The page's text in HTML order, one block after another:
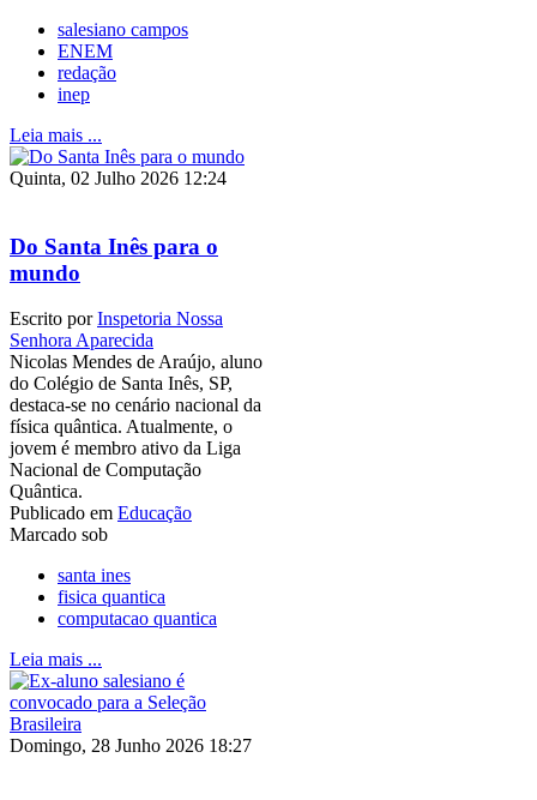
salesiano campos
ENEM
redação
inep
Leia mais ...
Quinta, 02 Julho 2026 12:24
Do Santa Inês para o
mundo
Escrito porInspetoria Nossa
Senhora Aparecida
Nicolas Mendes de Araújo, aluno
do Colégio de Santa Inês, SP,
destaca-se no cenário nacional da
física quântica. Atualmente, o
jovem é membro ativo da Liga
Nacional de Computação
Quântica.
Publicado em Educação
Marcado sob
santa ines
fisica quantica
computacao quantica
Leia mais ...
Domingo, 28 Junho 2026 18:27